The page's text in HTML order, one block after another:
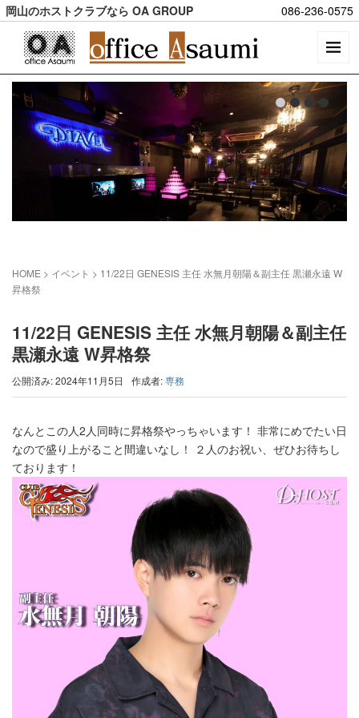
岡山のホストクラブなら OA GROUP 086-236-0575
HOME > イベント > 11/22日 GENESIS 主任 水無月朝陽＆副主任 黒瀬永遠 W
昇格祭
11/22日 GENESIS 主任 水無月朝陽＆副主任
黒瀬永遠 W昇格祭
公開済み: 2024年11月5日 作成者:専務
なんとこの人2人同時に昇格祭やっちゃいます！ 非常にめでたい日
なので盛り上がること間違いなし！ ２人のお祝い、ぜひお待ちし
ております！